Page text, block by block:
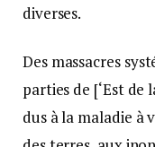
diverses.
Des massacres
parties de [‘Est de
dus à la maladie à